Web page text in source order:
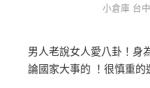
小倉庫 台
男人老說女人愛八卦！身
論國家大事的 ！很慎重的